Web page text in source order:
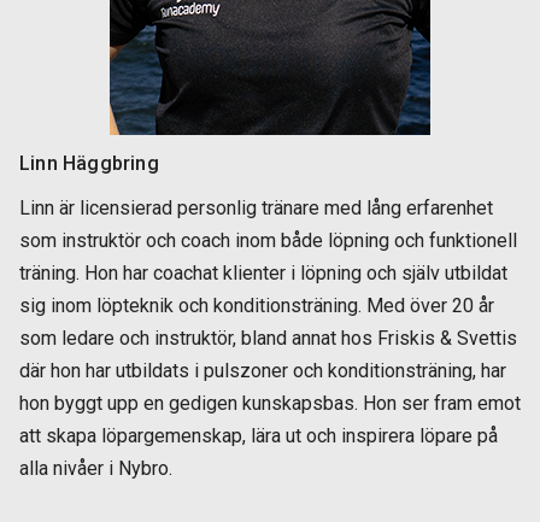
Linn Häggbring
Linn är licensierad personlig tränare med lång erfarenhet
som instruktör och coach inom både löpning och funktionell
träning. Hon har coachat klienter i löpning och själv utbildat
sig inom löpteknik och konditionsträning. Med över 20 år
som ledare och instruktör, bland annat hos Friskis & Svettis
där hon har utbildats i pulszoner och konditionsträning, har
hon byggt upp en gedigen kunskapsbas. Hon ser fram emot
att skapa löpargemenskap, lära ut och inspirera löpare på
alla nivåer i Nybro.